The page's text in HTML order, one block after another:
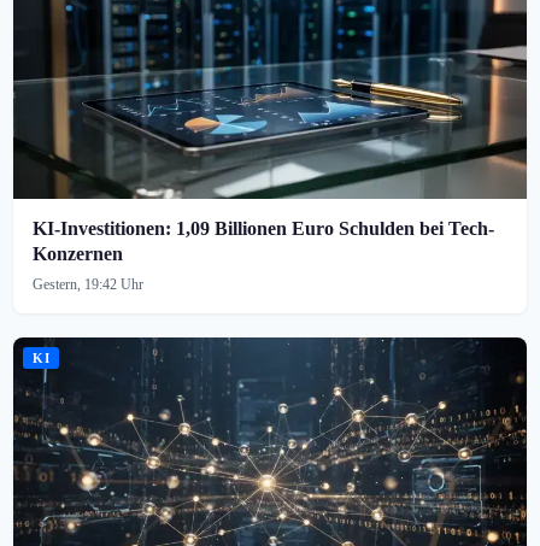
KI-Investitionen: 1,09 Billionen Euro Schulden bei Tech-
Konzernen
Gestern, 19:42 Uhr
KI